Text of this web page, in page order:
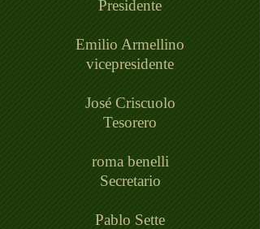
Presidente
Emilio Armellino
vicepresidente
José Criscuolo
Tesorero
roma benelli
Secretario
Pablo Sette